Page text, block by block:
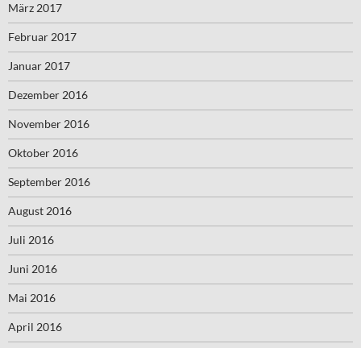
März 2017
Februar 2017
Januar 2017
Dezember 2016
November 2016
Oktober 2016
September 2016
August 2016
Juli 2016
Juni 2016
Mai 2016
April 2016